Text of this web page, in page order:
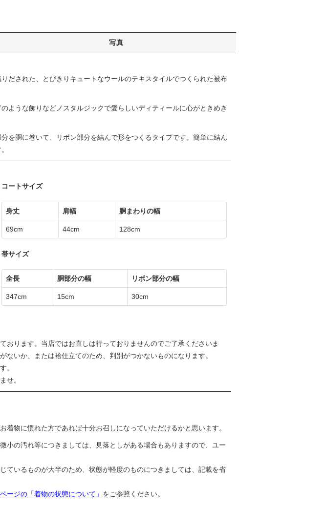
写真
だされた、とびきりキュートなウールのテキスタイルでつくられた被布
ような飾りなどノスタルジックで愛らしいディティールに心がときめき
を胴に巻いて、リボン部分を結んで形をつくるタイプです。簡単に結ん
コートサイズ
身丈 肩幅 胴まわりの幅
69cm 44cm 128cm
帯サイズ
全長 胴部分の幅 リボン部分の幅
347cm 15cm 30cm
ります。当店ではお直しは行っておりませんのでご了承くださいま
いか、または袷仕立てのため、判別がつかないものになります。
。
せ。
物に慣れた方であれば十分お召しになっていただけるかと思います。
小の汚れ等につきましては、見落としがある場合もありますので、ユー
ているものが大半のため、状態が軽度のものにつきましては、記載を省
ージの「着物の状態について」 をご参照ください。